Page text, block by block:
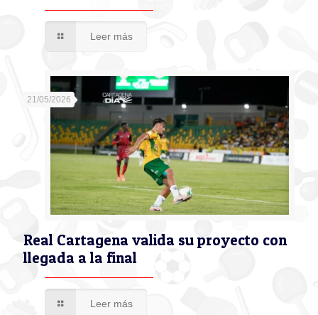
Leer más
21/05/2026
Real Cartagena valida su proyecto con
llegada a la final
Leer más